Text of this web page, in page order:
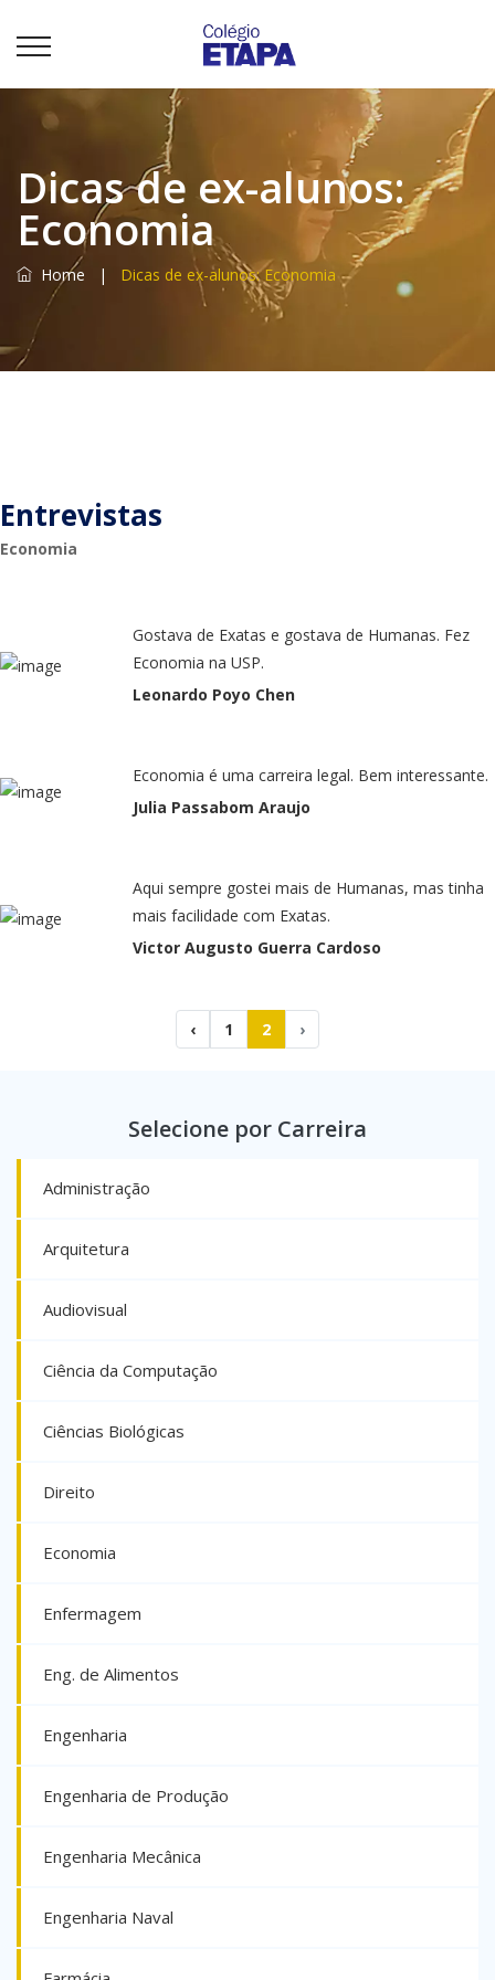
Dicas de ex-alunos:
Economia
Home | Dicas de ex-alunos: Economia
Entrevistas
Economia
Gostava de Exatas e gostava de Humanas. Fez
Economia na USP.
Leonardo Poyo Chen
Economia é uma carreira legal. Bem interessante.
Julia Passabom Araujo
Aqui sempre gostei mais de Humanas, mas tinha
mais facilidade com Exatas.
Victor Augusto Guerra Cardoso
‹ 1 2 ›
Selecione por Carreira
Administração
Arquitetura
Audiovisual
Ciência da Computação
Ciências Biológicas
Direito
Economia
Enfermagem
Eng. de Alimentos
Engenharia
Engenharia de Produção
Engenharia Mecânica
Engenharia Naval